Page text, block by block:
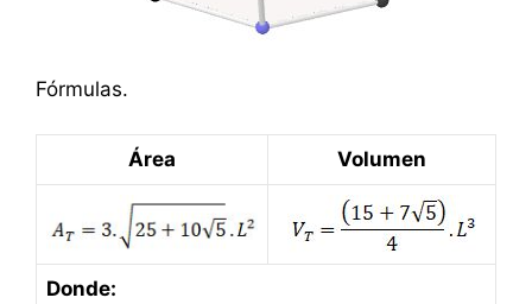
Fórmulas.
Área Volumen
Donde: